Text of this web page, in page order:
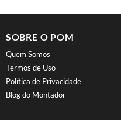
SOBRE O POM
Quem Somos
Termos de Uso
Política de Privacidade
Blog do Montador